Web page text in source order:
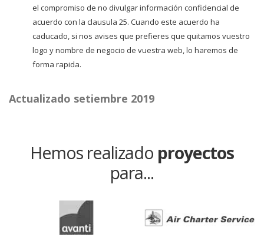
el compromiso de no divulgar información confidencial de
acuerdo con la clausula 25. Cuando este acuerdo ha
caducado, si nos avises que prefieres que quitamos vuestro
logo y nombre de negocio de vuestra web, lo haremos de
forma rapida.
Actualizado setiembre 2019
Hemos realizado proyectos
para...